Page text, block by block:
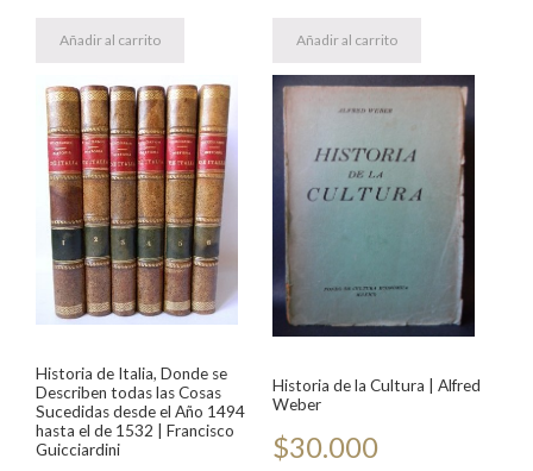
Añadir al carrito Añadir al carrito
Historia de Italia, Donde se
Describen todas las Cosas
Sucedidas desde el Año 1494
hasta el de 1532 | Francisco
Guicciardini
Historia de la Cultura | Alfred
Weber
$30.000